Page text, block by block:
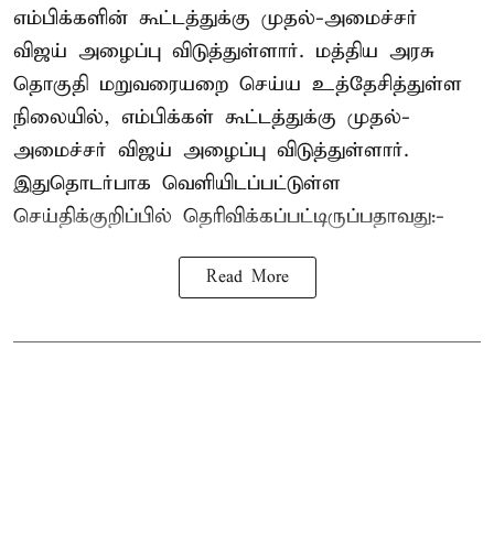
எம்பிக்களின் கூட்டத்துக்கு முதல்-அமைச்சர்
விஜய் அழைப்பு விடுத்துள்ளார். மத்திய அரசு
தொகுதி மறுவரையறை செய்ய உத்தேசித்துள்ள
நிலையில், எம்பிக்கள் கூட்டத்துக்கு முதல்-
அமைச்சர் விஜய் அழைப்பு விடுத்துள்ளார்.
இதுதொடர்பாக வெளியிடப்பட்டுள்ள
செய்திக்குறிப்பில் தெரிவிக்கப்பட்டிருப்பதாவது:-
Read More